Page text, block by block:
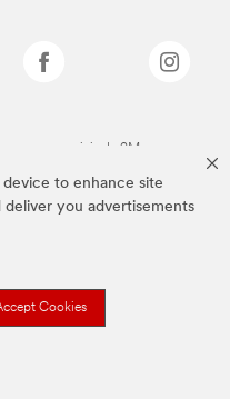
to enhance site
deliver you advertisements
Cookies
comerciais da 3M.